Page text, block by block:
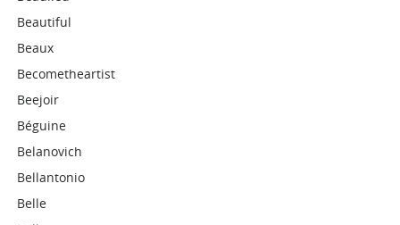
Beautiful
Beaux
Becometheartist
Beejoir
Béguine
Belanovich
Bellantonio
Belle